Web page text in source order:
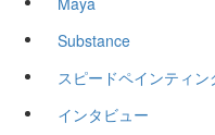
Substance
スピードペインティン
インタビュー